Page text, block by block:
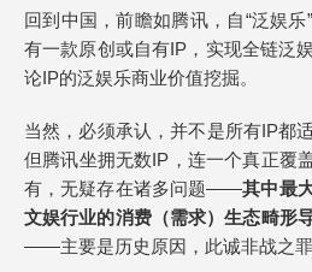
回到中国，前瞻如腾讯，自“泛娱
有一款原创或自有IP，实现全链泛
论IP的泛娱乐商业价值挖掘。
当然，必须承认，并不是所有IP都
但腾讯坐拥无数IP，连一个真正覆
有，无疑存在诸多问题——其中最
文娱行业的消费（需求）生态畸形
——主要是历史原因，此诚非战之罪